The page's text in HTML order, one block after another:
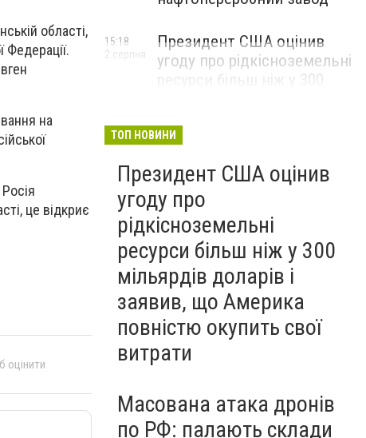
області,
на
це відкриє
оцінити
Президент США оцінив
угоду про рідкісноземельні
ресурси більш ніж у 300
окупить свої витрати
15:18
2 серпня
ТОП НОВИНИ
Президент США оцінив
угоду про
рідкісноземельні
ресурси більш ніж у 300
мільярдів доларів і
заявив, що Америка
повністю окупить свої
витрати
Масована атака дронів
по РФ: палають склади